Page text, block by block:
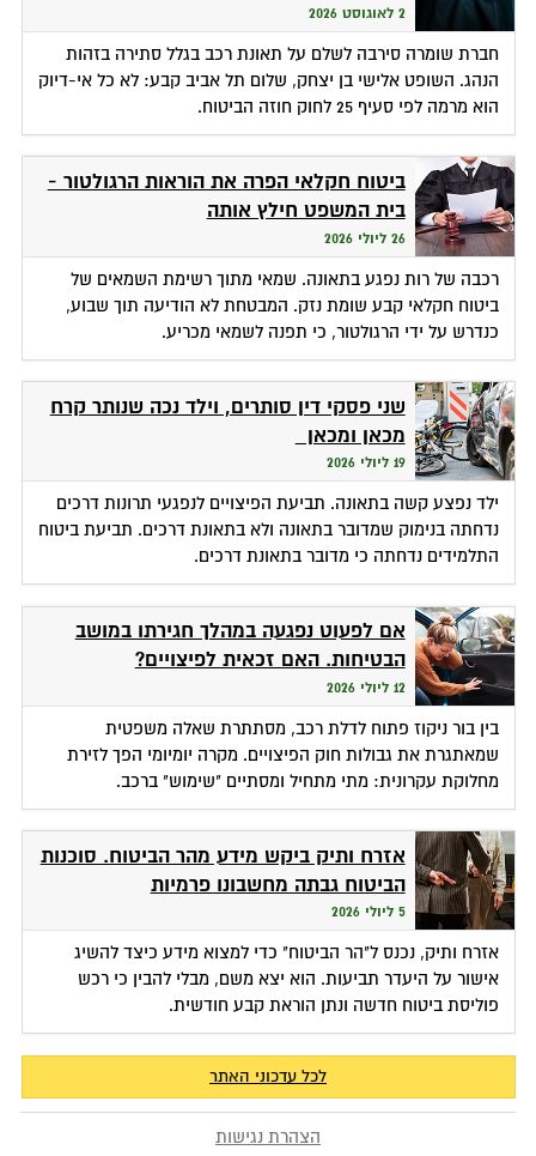
2 לאוגוסט 2026
חברת שומרה סירבה לשלם על תאונת רכב בגלל סתירה בזהות
הנהג. השופט אלישי בן יצחק, שלום תל אביב קבע: לא כל אי-דיוק
הוא מרמה לפי סעיף 25 לחוק חוזה הביטוח.
ביטוח חקלאי הפרה את הוראות הרגולטור -
בית המשפט חילץ אותה
26 ליולי 2026
רכבה של רות נפגע בתאונה. שמאי מתוך רשימת השמאים של
ביטוח חקלאי קבע שומת נזק. המבטחת לא הודיעה תוך שבוע,
כנדרש על ידי הרגולטור, כי תפנה לשמאי מכריע.
שני פסקי דין סותרים, וילד נכה שנותר קרח
מכאן ומכאן
19 ליולי 2026
ילד נפצע קשה בתאונה. תביעת הפיצויים לנפגעי תרונות דרכים
נדחתה בנימוק שמדובר בתאונה ולא בתאונת דרכים. תביעת ביטוח
התלמידים נדחתה כי מדובר בתאונת דרכים.
אם לפעוט נפגעה במהלך חגירתו במושב
הבטיחות. האם זכאית לפיצויים?
12 ליולי 2026
בין בור ניקוז פתוח לדלת רכב, מסתתרת שאלה משפטית
שמאתגרת את גבולות חוק הפיצויים. מקרה יומיומי הפך לזירת
מחלוקת עקרונית: מתי מתחיל ומסתיים "שימוש" ברכב.
אזרח ותיק ביקש מידע מהר הביטוח. סוכנות
הביטוח גבתה מחשבונו פרמיות
5 ליולי 2026
אזרח ותיק, נכנס ל"הר הביטוח" כדי למצוא מידע כיצד להשיג
אישור על היעדר תביעות. הוא יצא משם, מבלי להבין כי רכש
פוליסת ביטוח חדשה ונתן הוראת קבע חודשית.
לכל עדכוני האתר
הצהרת נגישות